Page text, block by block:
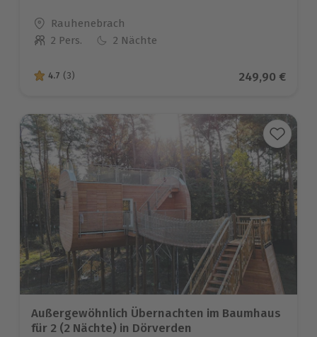
Standort
Rauhenebrach
Anzahl der Teilnehmer
2 Pers. 2 Nächte
4.7 von 5 Sternen basierend auf 3 Bewertungen
4.7 (3) Aktueller
249,90 €
Außergewöhnlich Übernachten im Baumhaus
für 2 (2 Nächte) in Dörverden